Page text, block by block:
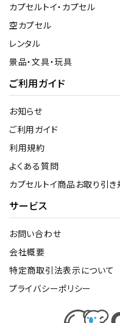
カプセルトイ・カプセル
空カプセル
レンタル
景品・文具・玩具
ご利用ガイド
お知らせ
ご利用ガイド
利用規約
よくある質問
カプセルトイ商品お取り引
サービス
お問い合わせ
会社概要
特定商取引法表示について
プライバシーポリシー